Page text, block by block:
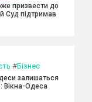
призвести до
Суд підтримав
#Бізнес
залишаться
Вікна-Одеса